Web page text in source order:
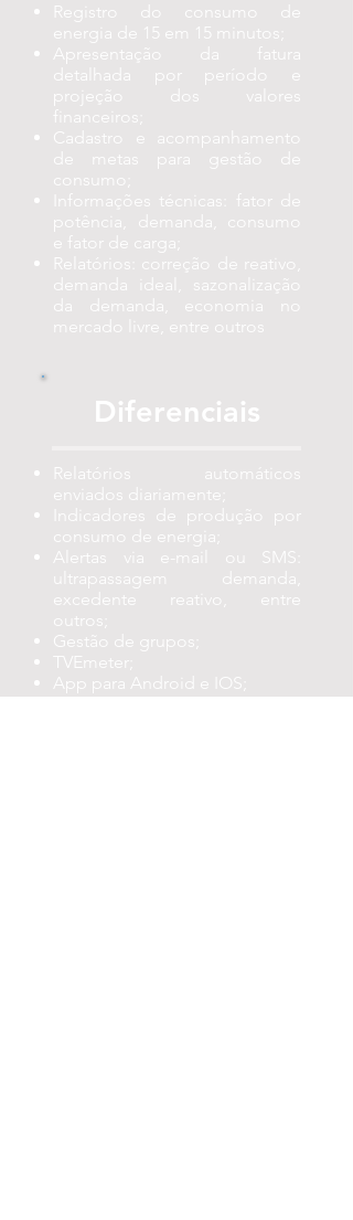
Registro do consumo de
energia de 15 em 15 minutos;
Apresentação da fatura
detalhada por período e
projeção dos valores
financeiros;
Cadastro e acompanhamento
de metas para gestão de
consumo;
Informações técnicas: fator de
potência, demanda, consumo
e fator de carga;
Relatórios: correção de reativo,
demanda ideal, sazonalização
da demanda, economia no
mercado livre, entre outros
Diferenciais
Relatórios automáticos
enviados diariamente;
Indicadores de produção por
consumo de energia;
Alertas via e-mail ou SMS:
ultrapassagem demanda,
excedente reativo, entre
outros;
Gestão de grupos;
TVEmeter;
App para Android e IOS;
Integração de dados via API